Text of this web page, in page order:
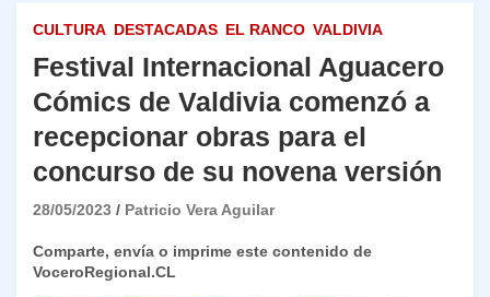
CULTURA DESTACADAS EL RANCO VALDIVIA
Festival Internacional Aguacero
Cómics de Valdivia comenzó a
recepcionar obras para el
concurso de su novena versión
28/05/2023 Patricio Vera Aguilar
Comparte, envía o imprime este contenido de
VoceroRegional.CL